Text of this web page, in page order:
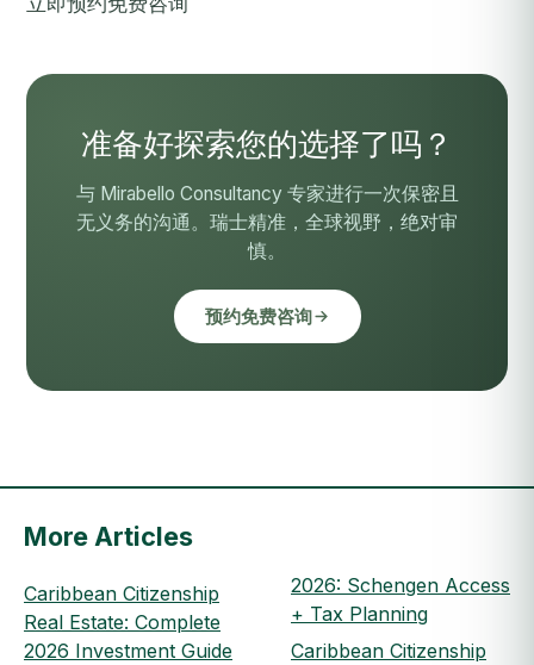
准备好探索您的选择了吗？
与 Mirabello Consultancy 专家进行一次保密且
无义务的沟通。瑞士精准，全球视野，绝对审
慎。
预约免费咨询
More Articles
Caribbean Citizenship
Real Estate: Complete
2026 Investment Guide
2026: Schengen Access
+ Tax Planning
Caribbean Citizenship